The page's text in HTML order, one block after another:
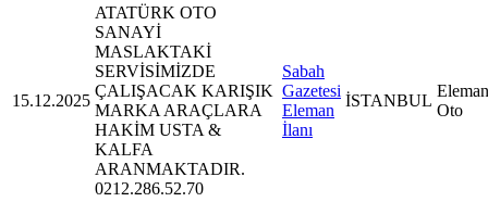
15.12.2025
ATATÜRK OTO
SANAYİ
MASLAKTAKİ
SERVİSİMİZDE
ÇALIŞACAK KARIŞIK
MARKA ARAÇLARA
HAKİM USTA &
KALFA
ARANMAKTADIR.
0212.286.52.70
Sabah
Gazetesi
Eleman
İlanı
İSTANBUL
Oto